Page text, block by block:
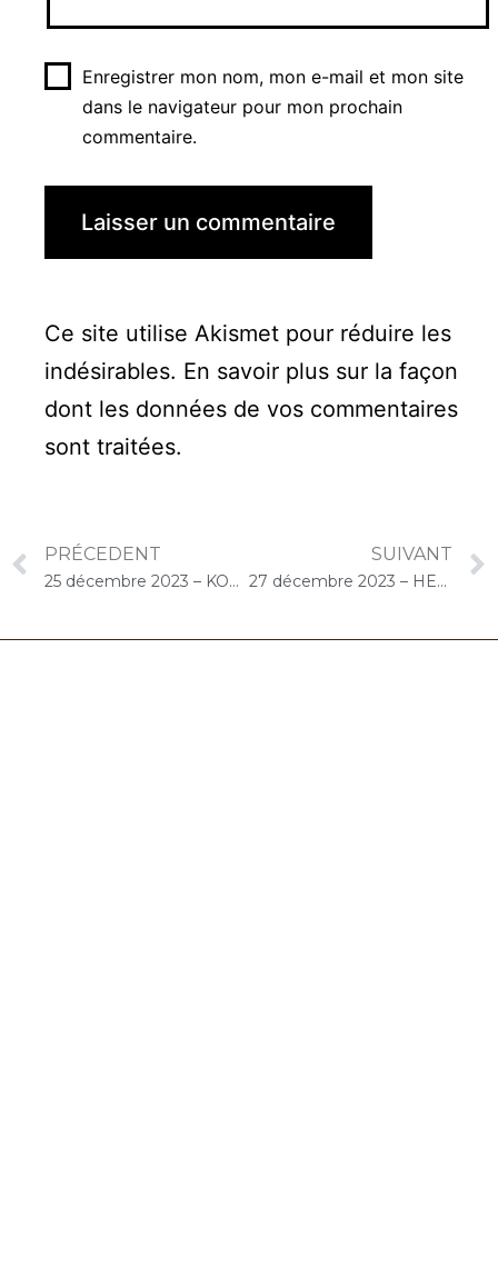
Enregistrer mon nom, mon e-mail et mon site
dans le navigateur pour mon prochain
commentaire.
Ce site utilise Akismet pour réduire les
indésirables. En savoir plus sur la façon
dont les données de vos commentaires
sont traitées.
PRÉCEDENT
25 décembre 2023 – KORIAN Villa Saint-Antoine (Le Chesnay-Rocquencourt) : Concert « Cello Solo »
SUIVANT
27 décembre 2023 – HERMES SANTE Hippocrate (Châtenay-Malabry) : Concert « Cello Solo »